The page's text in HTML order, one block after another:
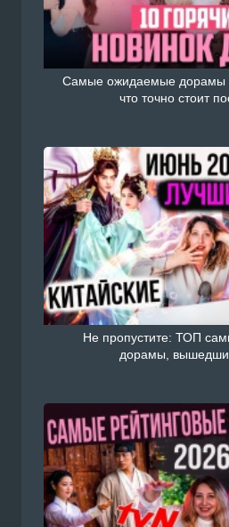
Самые ожидаемые дорамы
что точно стоит
Не пропустите: ТОП
дорамы,